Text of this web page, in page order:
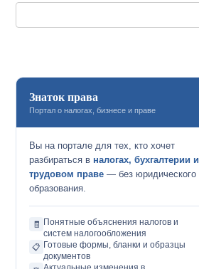
Знаток права
Портал о налогах, бизнесе и праве
Вы на портале для тех, кто хочет
разбираться в налогах, бухгалтерии и
трудовом праве — без юридического
образования.
🧾
Понятные объяснения налогов и
систем налогообложения
📋 Готовые формы, бланки и образцы
документов